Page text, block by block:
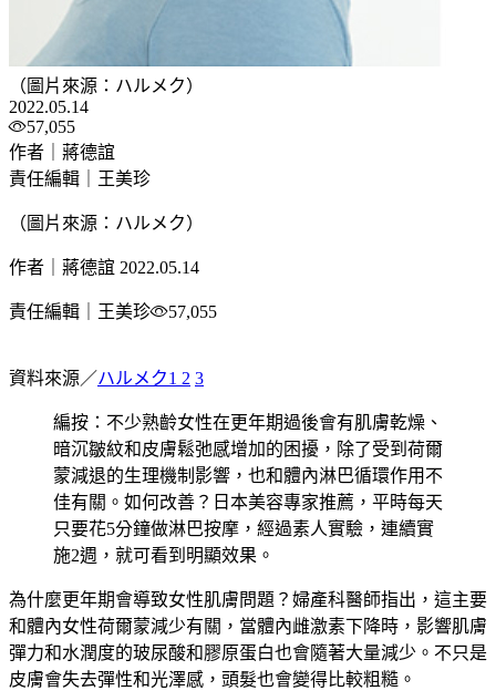
（圖片來源：ハルメク）
2022.05.14
57,055
作者｜蔣德誼
責任編輯｜王美珍
（圖片來源：ハルメク）
作者｜蔣德誼 2022.05.14
責任編輯｜王美珍 57,055
資料來源／ハルメク1 2 3
編按：不少熟齡女性在更年期過後會有肌膚乾燥、
暗沉皺紋和皮膚鬆弛感增加的困擾，除了受到荷爾
蒙減退的生理機制影響，也和體內淋巴循環作用不
佳有關。如何改善？日本美容專家推薦，平時每天
只要花5分鐘做淋巴按摩，經過素人實驗，連續實
施2週，就可看到明顯效果。
為什麼更年期會導致女性肌膚問題？婦產科醫師指出，這主要
和體內女性荷爾蒙減少有關，當體內雌激素下降時，影響肌膚
彈力和水潤度的玻尿酸和膠原蛋白也會隨著大量減少。不只是
皮膚會失去彈性和光澤感，頭髮也會變得比較粗糙。